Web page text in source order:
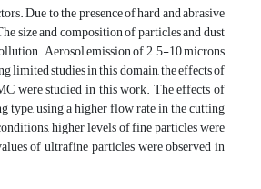
Due to the presence of hard and abrasive
size and composition of particles and dust
Aerosol emission of 2.5-10 microns
limited studies in this domain, the effects of
were studied in this work. The effects of
type, using a higher flow rate in the cutting
higher levels of fine particles were
of ultrafine particles were observed in